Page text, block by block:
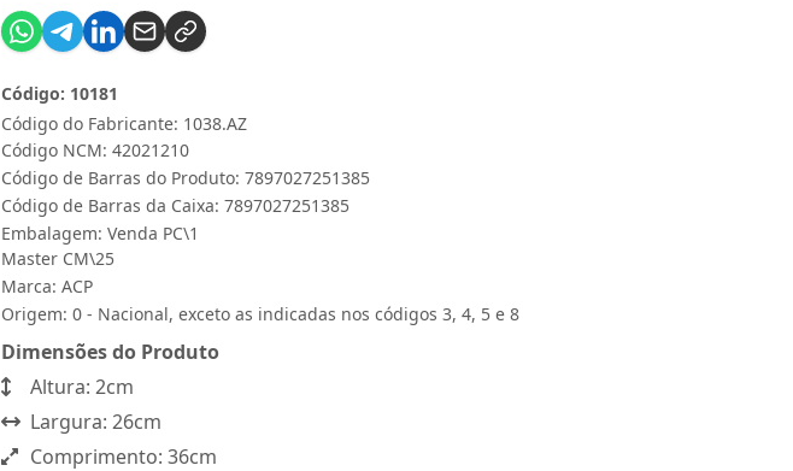
Código do Fabricante: 1038.AZ
Código: 10181
Código NCM: 42021210
Código de Barras do Produto: 7897027251385
Código de Barras da Caixa: 7897027251385
Embalagem: Venda PC\1
Master CM\25
Marca: ACP
Origem: 0 - Nacional, exceto as indicadas nos códigos 3, 4, 5 e 8
Dimensões do Produto
Altura: 2cm
Largura: 26cm
Comprimento: 36cm